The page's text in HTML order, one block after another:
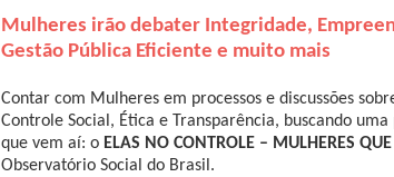
Mulheres irão debater Integridade,
Gestão Pública Eficiente e muito mais
Contar com Mulheres em processos e discussões
Controle Social, Ética e Transparência, buscando
que vem aí: o ELAS NO CONTROLE – MULHERES
Observatório Social do Brasil.